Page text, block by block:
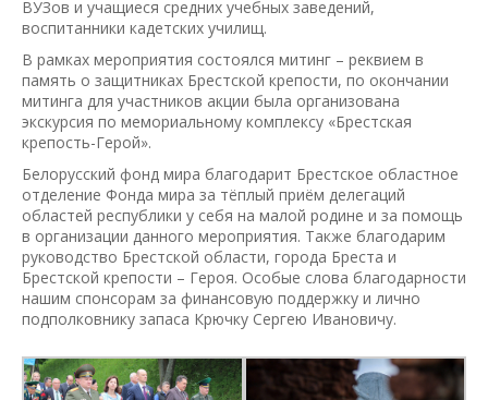
ВУЗов и учащиеся средних учебных заведений,
воспитанники кадетских училищ.
В рамках мероприятия состоялся митинг – реквием в
память о защитниках Брестской крепости, по окончании
митинга для участников акции была организована
экскурсия по мемориальному комплексу «Брестская
крепость-Герой».
Белорусский фонд мира благодарит Брестское областное
отделение Фонда мира за тёплый приём делегаций
областей республики у себя на малой родине и за помощь
в организации данного мероприятия. Также благодарим
руководство Брестской области, города Бреста и
Брестской крепости – Героя. Особые слова благодарности
нашим спонсорам за финансовую поддержку и лично
подполковнику запаса Крючку Сергею Ивановичу.